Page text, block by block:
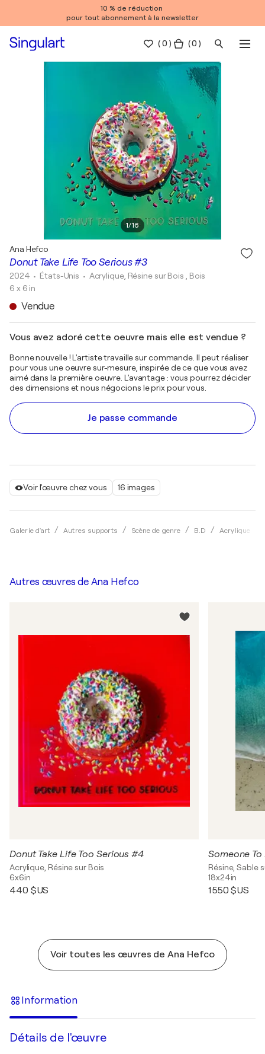
10 % de réduction
pour tout abonnement à la newsletter
(0 ) ( 0 )
1/16
Voir l'œuvre chez vous 16 images
Galerie d'art Autres supports Scène de genre B.D Acrylique
Donut Take Life Too Serious #3
Ana Hefco
2024 • États-Unis • Acrylique, Résine sur Bois , Bois
6 x 6 in
Vendue
Vous avez adoré cette oeuvre mais elle est vendue ?
Bonne nouvelle ! L'artiste travaille sur commande. Il peut réaliser
pour vous une oeuvre sur-mesure, inspirée de ce que vous avez
aimé dans la première oeuvre. L'avantage : vous pourrez décider
des dimensions et nous négocions le prix pour vous.
Je passe commande
Autres œuvres de Ana Hefco
Donut Take Life Too Serious #4
Acrylique, Résine sur Bois
6x6in
440 $US
Someone
Résine, Sable
18x24in
1 550 $US
Voir toutes les œuvres de Ana Hefco
Information
Détails de l'œuvre